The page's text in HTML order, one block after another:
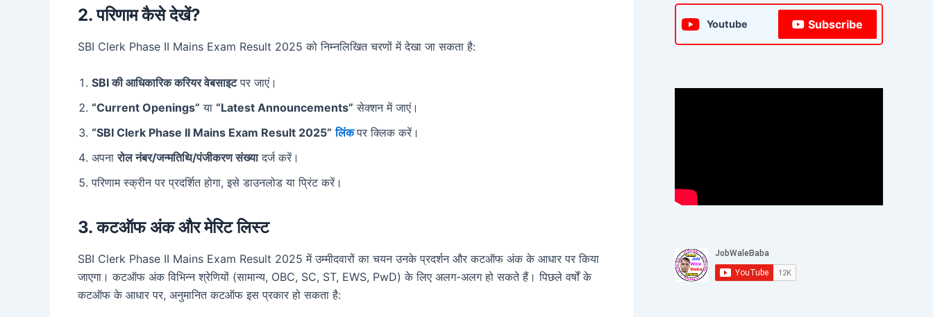
2. परिणाम कैसे देखें?
SBI Clerk Phase II Mains Exam Result 2025 को निम्नलिखित चरणों में देखा जा सकता है:
SBI की आधिकारिक करियर वेबसाइटपर जाएं।
“Current Openings” या “Latest Announcements” सेक्शन में जाएं।
“SBI Clerk Phase II Mains Exam Result 2025” लिंकपर क्लिक करें।
अपनारोल नंबर/जन्मतिथि/पंजीकरण संख्यादर्ज करें।
परिणाम स्क्रीन पर प्रदर्शित होगा, इसे डाउनलोड या प्रिंट करें।
3. कटऑफ अंक और मेरिट लिस्ट
SBI Clerk Phase II Mains Exam Result 2025 में उम्मीदवारों का चयन उनके प्रदर्शन और कटऑफ अंक के आधार पर किया
जाएगा। कटऑफ अंक विभिन्न श्रेणियों (सामान्य, OBC, SC, ST, EWS, PwD) के लिए अलग-अलग हो सकते हैं। पिछले वर्षों के
कटऑफ के आधार पर, अनुमानित कटऑफ इस प्रकार हो सकता है:
Youtube Subscribe